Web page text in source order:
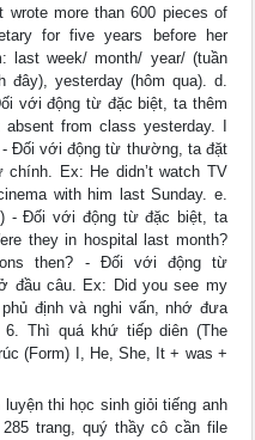
wrote more than 600 pieces of
for five years before her
last week/ month/ year/ (tuần
yesterday (hôm qua). d.
với động từ đặc biệt, ta thêm
from class yesterday. I
- Đối với động từ thường, ta đặt
Ex: He didn’t watch TV
with him last Sunday. e.
- Đối với động từ đặc biệt, ta
they in hospital last month?
then? - Đối với động từ
đầu câu. Ex: Did you see my
định và nghi vấn, nhớ đưa
Thì quá khứ tiếp diên (The
(Form) I, He, She, It + was +
thi học sinh giỏi tiếng anh
trang, quý thầy cô cần file